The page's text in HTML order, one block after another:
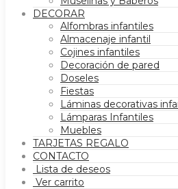
DECORAR
Alfombras infantiles
Almacenaje infantil
Cojines infantiles
Decoración de pared
Doseles
Fiestas
Láminas decorativas
Lámparas Infantiles
Muebles
TARJETAS REGALO
CONTACTO
Lista de deseos
Ver carrito